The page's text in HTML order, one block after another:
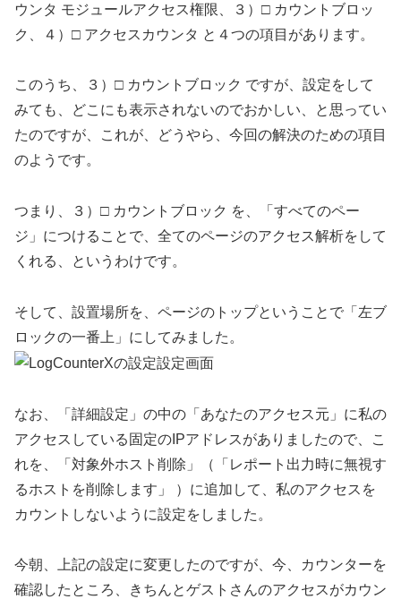
ウンタ モジュールアクセス権限、３）□ カウントブロッ
ク、４）□ アクセスカウンタ と４つの項目があります。
このうち、３）□ カウントブロック ですが、設定をして
みても、どこにも表示されないのでおかしい、と思ってい
たのですが、これが、どうやら、今回の解決のための項目
のようです。
つまり、３）□ カウントブロック を、「すべてのペー
ジ」につけることで、全てのページのアクセス解析をして
くれる、というわけです。
そして、設置場所を、ページのトップということで「左ブ
ロックの一番上」にしてみました。
なお、「詳細設定」の中の「あなたのアクセス元」に私の
アクセスしている固定のIPアドレスがありましたので、こ
れを、「対象外ホスト削除」（「レポート出力時に無視す
るホストを削除します」 ）に追加して、私のアクセスを
カウントしないように設定をしました。
今朝、上記の設定に変更したのですが、今、カウンターを
確認したところ、きちんとゲストさんのアクセスがカウン